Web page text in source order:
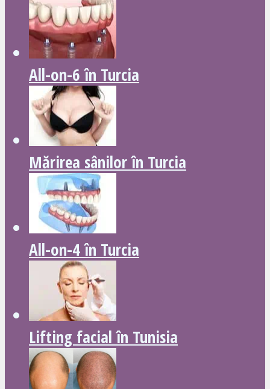
All-on-6 în Turcia
Mărirea sânilor în Turcia
All-on-4 în Turcia
Lifting facial în Tunisia